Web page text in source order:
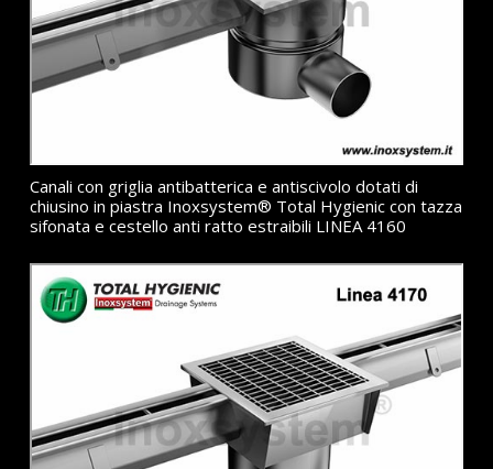
Canali con griglia antibatterica e antiscivolo dotati di
chiusino in piastra Inoxsystem® Total Hygienic con tazza
sifonata e cestello anti ratto estraibili LINEA 4160